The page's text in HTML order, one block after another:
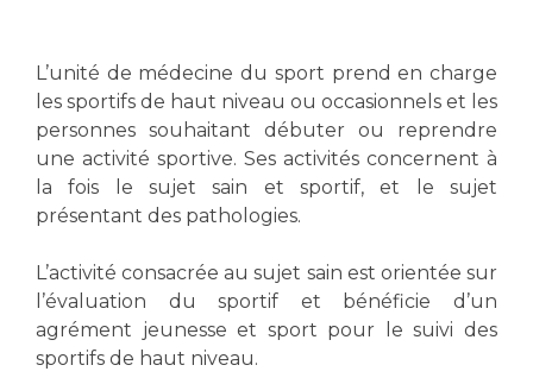
myaphm, votre espace santé en ligne
Infos COVID-19
Vivre ensemble à l'hôpital
Culture à l'hôpital
Laïcité et cultes
Les associations
Livret d'accueil
Emplois techniques et médico-techniques
Emplois divers
Emplois socio-éducatifs
Statuts
Stages paramédicaux
Chercheurs
La recherche clinique à l'AP-HM
L’unité de médecine du sport prend en charge
les sportifs de haut niveau ou occasionnels et les
personnes souhaitant débuter ou reprendre
une activité sportive. Ses activités concernent à
la fois le sujet sain et sportif, et le sujet
présentant des pathologies.
L’activité consacrée au sujet sain est orientée sur
l’évaluation du sportif et bénéficie d’un
agrément jeunesse et sport pour le suivi des
sportifs de haut niveau.